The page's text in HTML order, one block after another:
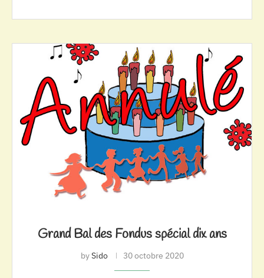
Grand Bal des Fondus spécial dix ans
bySido 30 octobre 2020